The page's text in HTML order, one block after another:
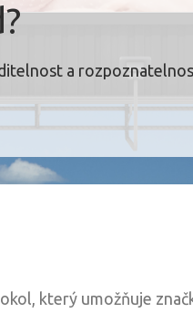
a
který umožňuje